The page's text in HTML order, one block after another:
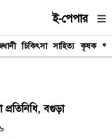
ই-পেপার
চিকিৎসা সাহিত্য কৃষক
বগুড়া